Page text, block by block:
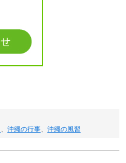
、沖縄の行事 、沖縄の風習